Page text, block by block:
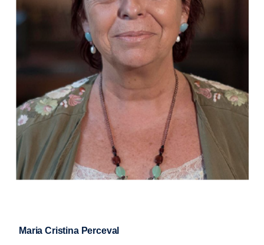
Maria Cristina Perceval